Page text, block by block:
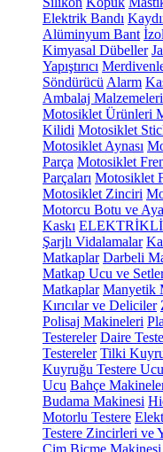
Elektrik Bandı
Alüminyum Bant
Kimyasal Dübeller
Yapıştırıcı
Söndürücü Alarm
Ambalaj Malzemeleri
Motosiklet Ürünleri
Kilidi Motosiklet
Motosiklet Aynası
Parça Motosiklet
Parçaları Motosiklet
Motosiklet Zinciri
Motorcu Botu ve
Kaskı
Şarjlı Vidalamalar
Matkaplar Darbeli
Matkap Ucu ve
Matkaplar Manyetik
Kırıcılar ve Deliciler
Polisaj Makineleri
Testereler Daire
Testereler Tilki
Kuyruğu Testere Ucu
Ucu Bahçe
Budama Makinesi
Motorlu Testere
Testere Zincirleri ve
Çim Biçme Makinesi